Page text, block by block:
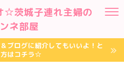
☆茨城子連れ主婦の
ネ部屋
ブログに紹介してもいいよ！と
はコチラ☆